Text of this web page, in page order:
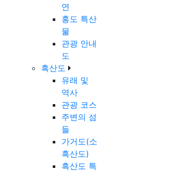
연
홍도 특산
물
관광 안내
도
흑산도
유래 및
역사
관광 코스
주변의 섬
들
가거도(소
흑산도)
흑산도 특